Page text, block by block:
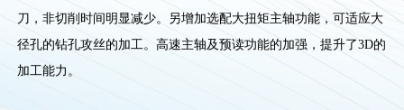
刀，非切削时间明显减少。另增加选配大扭矩主轴功能，可适应大
径孔的钻孔攻丝的加工。高速主轴及预读功能的加强，提升了3D的
加工能力。